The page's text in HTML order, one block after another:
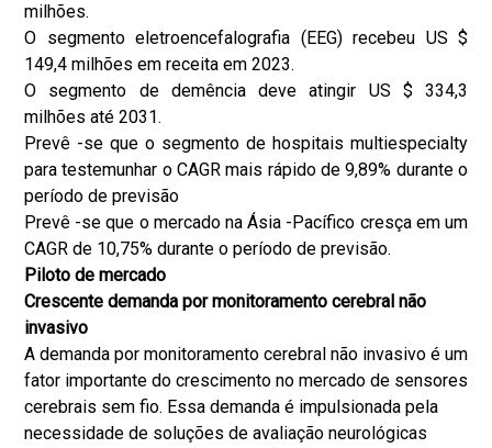
milhões.
O segmento eletroencefalografia (EEG) recebeu US $
149,4 milhões em receita em 2023.
O segmento de demência deve atingir US $ 334,3
milhões até 2031.
Prevê -se que o segmento de hospitais multiespecialty
para testemunhar o CAGR mais rápido de 9,89% durante o
período de previsão
Prevê -se que o mercado na Ásia -Pacífico cresça em um
CAGR de 10,75% durante o período de previsão.
Piloto de mercado
Crescente demanda por monitoramento cerebral não
invasivo
A demanda por monitoramento cerebral não invasivo é um
fator importante do crescimento no mercado de sensores
cerebrais sem fio. Essa demanda é impulsionada pela
necessidade de soluções de avaliação neurológicas